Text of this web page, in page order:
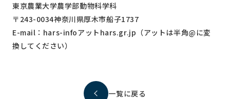
東京農業大学農学部動物科学科
〒243-0034神奈川県厚木市船子1737
E-mail：hars-infoアットhars.gr.jp（アットは半角@に変
換してください）
一覧に戻る